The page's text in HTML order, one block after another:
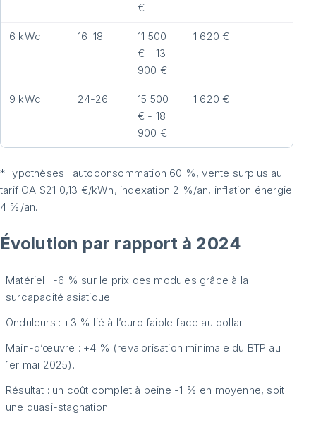
€
6 kWc 16-18
11 500
€ - 13
900 €
1 620 €
9 kWc 24-26
15 500
€ - 18
900 €
1 620 €
*Hypothèses : autoconsommation 60 %, vente surplus au
tarif OA S21 0,13 €/kWh, indexation 2 %/an, inflation énergie
4 %/an.
Évolution par rapport à 2024
Matériel : -6 % sur le prix des modules grâce à la
surcapacité asiatique.
Onduleurs : +3 % lié à l’euro faible face au dollar.
Main-d’œuvre : +4 % (revalorisation minimale du BTP au
1er mai 2025).
Résultat : un coût complet à peine -1 % en moyenne, soit
une quasi-stagnation.